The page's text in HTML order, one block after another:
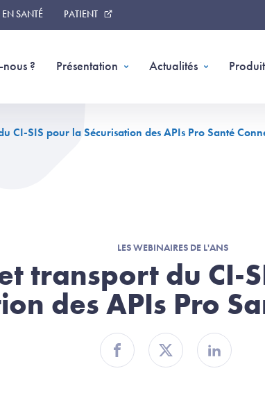
SANTÉ PATIENT
? Présentation Actualités
CI-SIS pour la Sécurisation des APIs Pro Santé
LES WEBINAIRES DE L'ANS
transport du CI-
des APIs Pro
Partager sur Facebook
Partager sur Twitter
Partager